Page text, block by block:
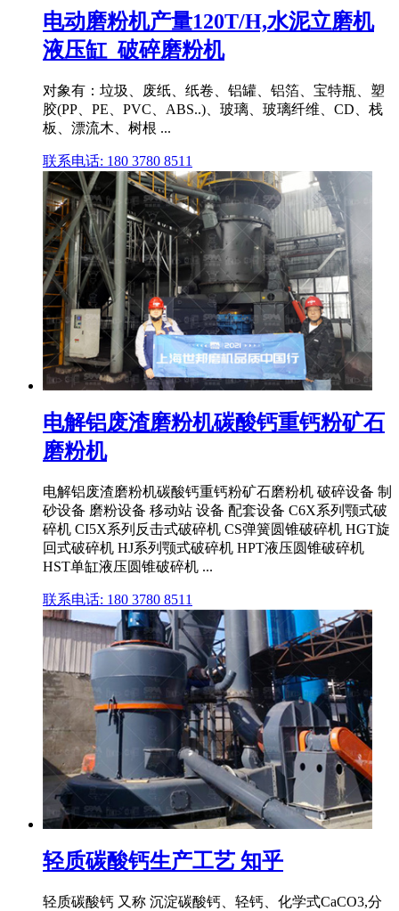
电动磨粉机产量120T/H,水泥立磨机
液压缸_破碎磨粉机
对象有：垃圾、废纸、纸卷、铝罐、铝箔、宝特瓶、塑
胶(PP、PE、PVC、ABS..)、玻璃、玻璃纤维、CD、栈
板、漂流木、树根 ...
联系电话: 180 3780 8511
电解铝废渣磨粉机碳酸钙重钙粉矿石
磨粉机
电解铝废渣磨粉机碳酸钙重钙粉矿石磨粉机 破碎设备 制
砂设备 磨粉设备 移动站 设备 配套设备 C6X系列颚式破
碎机 CI5X系列反击式破碎机 CS弹簧圆锥破碎机 HGT旋
回式破碎机 HJ系列颚式破碎机 HPT液压圆锥破碎机
HST单缸液压圆锥破碎机 ...
联系电话: 180 3780 8511
轻质碳酸钙生产工艺 知乎
轻质碳酸钙 又称 沉淀碳酸钙、轻钙、化学式CaCO3,分